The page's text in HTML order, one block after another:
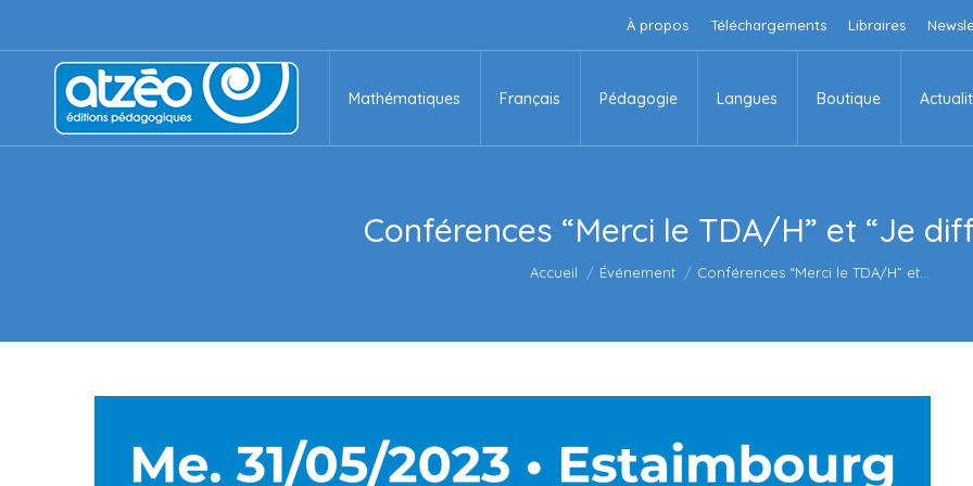
À propos Téléchargements Libraires
Mathématiques Français Pédagogie Langues Boutique
Conférences “Merci le TDA/H” et “Je
Vous êtes ici :
Accueil Événement Conférences “Merci le TDA/H” et…
Mathématiques Français Pédagogie Langues Boutique